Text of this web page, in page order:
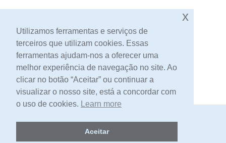
Sem stock
Contacto
2026 -Livraria Egrégora
Utilizamos ferramentas e serviços de
terceiros que utilizam cookies. Essas
ferramentas ajudam-nos a oferecer uma
melhor experiência de navegação no site. Ao
clicar no botão “Aceitar” ou continuar a
visualizar o nosso site, está a concordar com
o uso de cookies. Learn more
Aceitar
x